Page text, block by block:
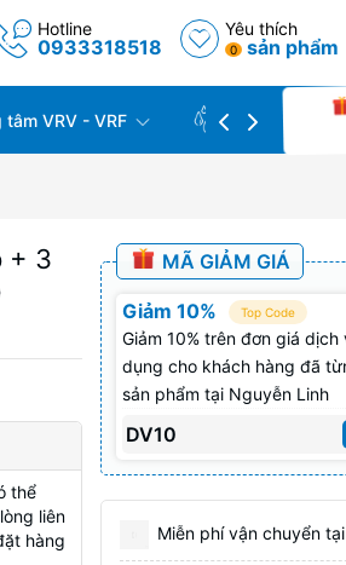
Hotline
0933318518
Yêu thích
0 sản phẩm
tâm VRV - VRF CÔNG TRÌNH
+ 3
thể
liên
hàng
MÃ GIẢM GIÁ
Giảm 10% Top Code
Giảm 10% trên đơn giá dịch
dụng cho khách hàng đã
sản phẩm tại Nguyễn Linh
DV10
Miễn phí vận chuyển